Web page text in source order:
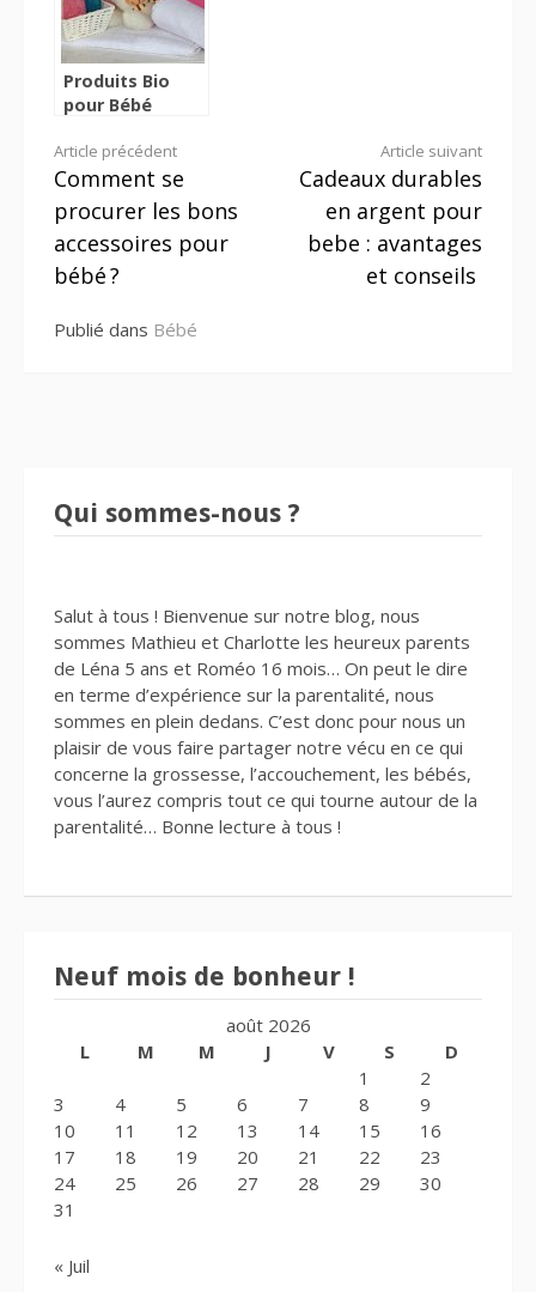
Produits Bio
pour Bébé
Lire
la
suite
Article précédent
Comment se
procurer les bons
accessoires pour
bébé ?
Article suivant
Cadeaux durables
en argent pour
bebe : avantages
et conseils
Publié dans Bébé
Qui sommes-nous ?
Salut à tous ! Bienvenue sur notre blog, nous
sommes Mathieu et Charlotte les heureux parents
de Léna 5 ans et Roméo 16 mois… On peut le dire
en terme d’expérience sur la parentalité, nous
sommes en plein dedans. C’est donc pour nous un
plaisir de vous faire partager notre vécu en ce qui
concerne la grossesse, l’accouchement, les bébés,
vous l’aurez compris tout ce qui tourne autour de la
parentalité… Bonne lecture à tous !
Neuf mois de bonheur !
août 2026
L
M M J V S
D
1
2
3
4 5 6 7 8
9
10
11 12 13 14 15
16
17
18 19 20 21 22
23
24
25 26 27 28 29
30
31
« Juil